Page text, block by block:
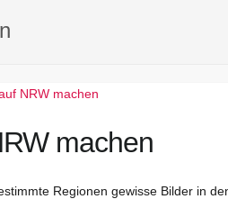
machen
Regionen gewisse Bilder in